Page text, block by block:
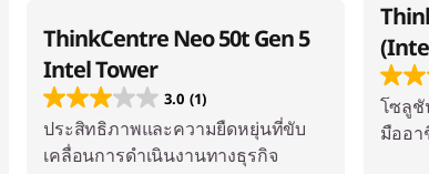
ThinkCentre Neo 50t Gen 5
Intel Tower
3.0 (1)
ประสิทธิภาพและความยืดหยุ่นที่ขับ
เคลื่อนการดำเนินงานทางธุรกิจ
โซลูชั
มืออ